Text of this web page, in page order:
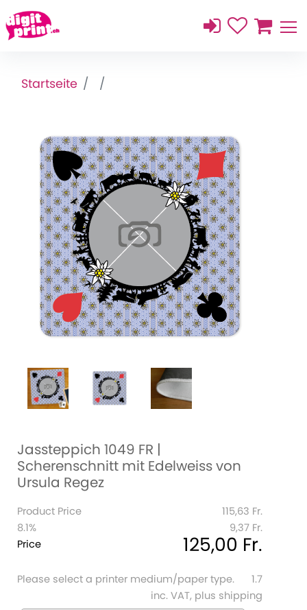
Startseite
Jassteppich 1049 FR |
Scherenschnitt mit Edelweiss von
Ursula Regez
Product Price
115,63 Fr.
8.1%
9,37 Fr.
Price
125,00 Fr.
Please select a printer medium/paper type.
1.7
inc. VAT, plus shipping